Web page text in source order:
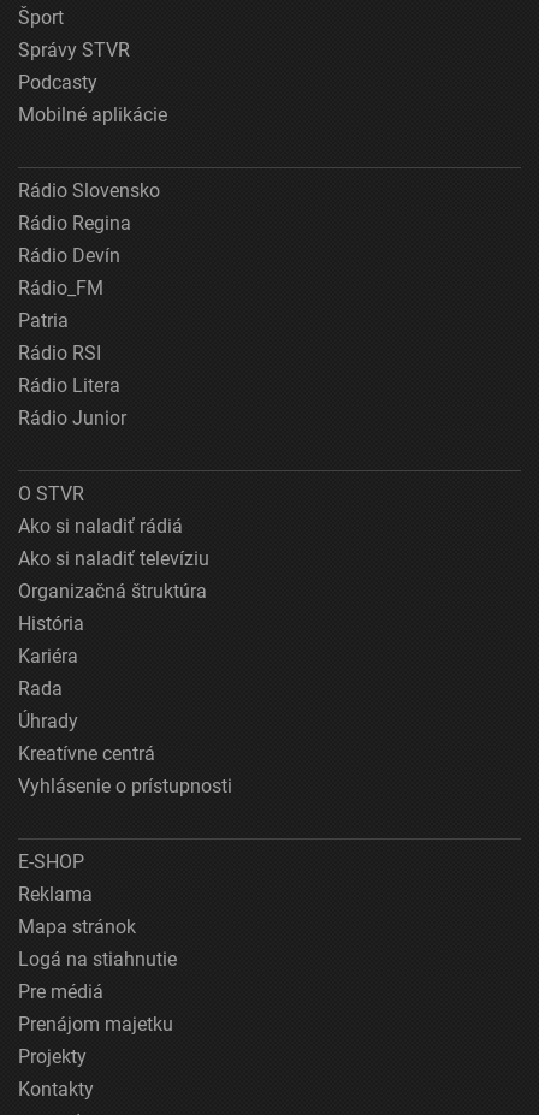
Šport
Správy STVR
Podcasty
Mobilné aplikácie
Rádio Slovensko
Rádio Regina
Rádio Devín
Rádio_FM
Patria
Rádio RSI
Rádio Litera
Rádio Junior
O STVR
Ako si naladiť rádiá
Ako si naladiť televíziu
Organizačná štruktúra
História
Kariéra
Rada
Úhrady
Kreatívne centrá
Vyhlásenie o prístupnosti
E-SHOP
Reklama
Mapa stránok
Logá na stiahnutie
Pre médiá
Prenájom majetku
Projekty
Kontakty